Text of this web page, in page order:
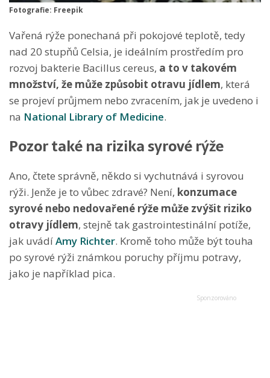
Fotografie: Freepik
Vařená rýže ponechaná při pokojové teplotě, tedy
nad 20 stupňů Celsia, je ideálním prostředím pro
rozvoj bakterie Bacillus cereus, a to v takovém
množství, že může způsobit otravu jídlem, která
se projeví průjmem nebo zvracením, jak je uvedeno i
na National Library of Medicine.
Pozor také na rizika syrové rýže
Ano, čtete správně, někdo si vychutnává i syrovou
rýži. Jenže je to vůbec zdravé? Není, konzumace
syrové nebo nedovařené rýže může zvýšit riziko
otravy jídlem, stejně tak gastrointestinální potíže,
jak uvádíAmy Richter. Kromě toho může být touha
po syrové rýži známkou poruchy příjmu potravy,
jako je například pica.